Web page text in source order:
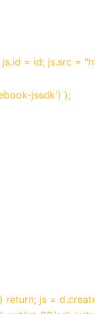
= id; js.src =
jssdk') );
return; js =